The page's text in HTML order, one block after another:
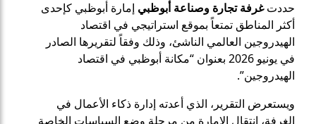
حددتغرفة تجارة وصناعة أبوظبي إمارة أبوظبي كإحدى
أكثر المناطق تمتعاً بموقع استراتيجي في اقتصاد
الهيدروجين العالمي الناشئ، وذلك وفقاً لتقريرها الصادر
في يونيو 2026 بعنوان “مكانة أبوظبي في اقتصاد
الهيدروجين”.
ويستعرض التقرير، الذي أعدته إدارة ذكاء الأعمال في
الغرفة، انتقال الإمارة من مرحلة وضع السياسات الخاصة